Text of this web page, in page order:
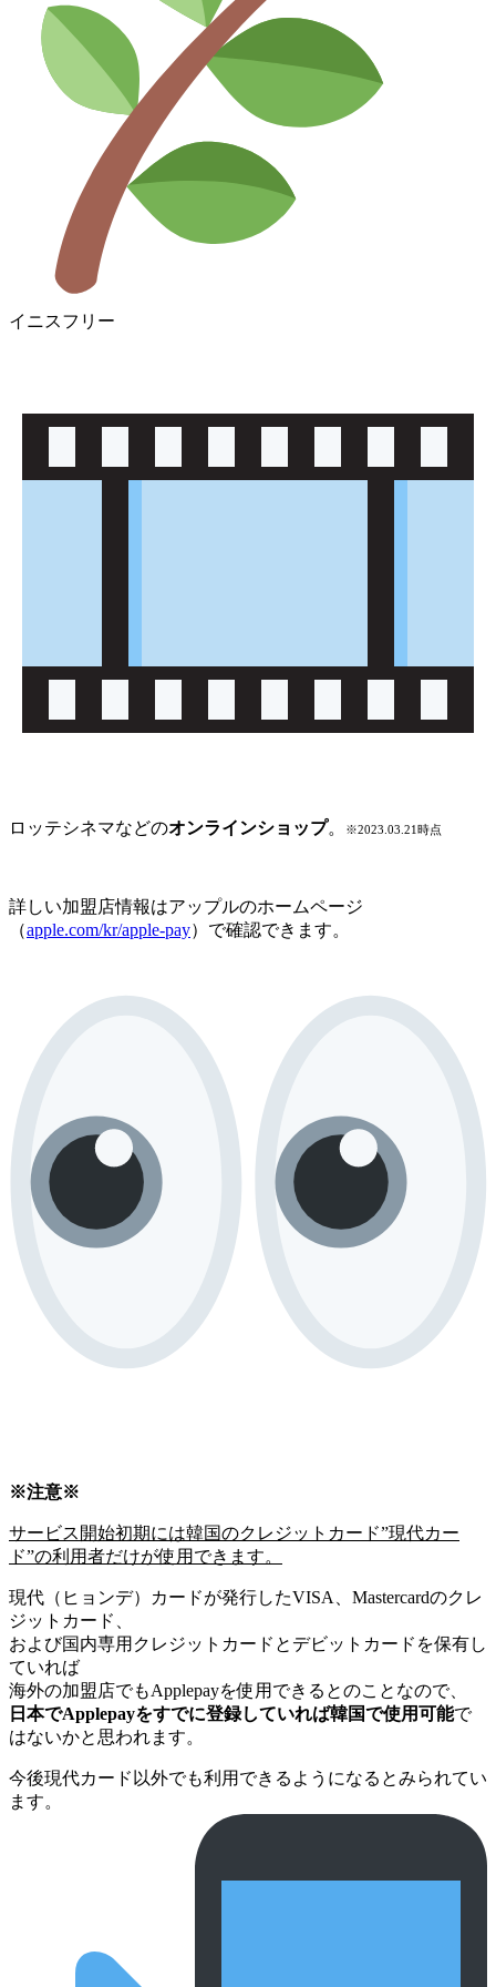
イニスフリー
ロッテシネマなどのオンラインショップ。 ※2023.03.21時点
詳しい加盟店情報はアップルのホームページ
（apple.com/kr/apple-pay）で確認できます。
※注意※
サービス開始初期には韓国のクレジットカード”現代カー
ド”の利用者だけが使用できます。
現代（ヒョンデ）カードが発行したVISA、Mastercardのクレ
ジットカード、
および国内専用クレジットカードとデビットカードを保有し
ていれば
海外の加盟店でもApplepayを使用できるとのことなので、
日本でApplepayをすでに登録していれば韓国で使用可能で
はないかと思われます。
今後現代カード以外でも利用できるようになるとみられてい
ます。